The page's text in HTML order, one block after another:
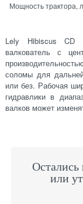
Мощность трактора,
Lely Hibiscus CD
валкователь с
соломы для
или без. Рабочая
гидравлики в
валков может
Остались
или